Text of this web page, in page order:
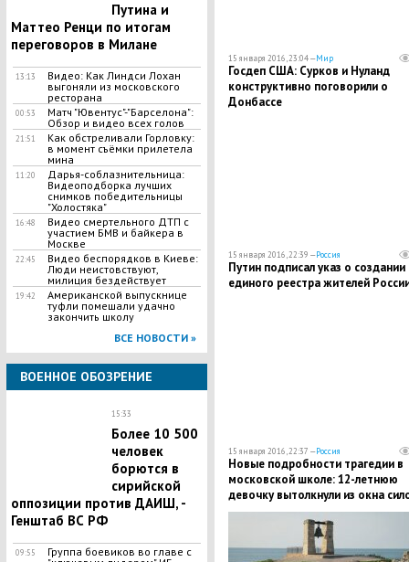
Путина и
Маттео Ренци по итогам
переговоров в Милане
13:13
Видео: Как Линдси Лохан
выгоняли из московского
ресторана
00:53
Матч "Ювентус"-"Барселона":
Обзор и видео всех голов
21:51
Как обстреливали Горловку:
в момент съёмки прилетела
мина
11:20
Дарья-соблазнительница:
Видеоподборка лучших
снимков победительницы
"Холостяка"
16:48
Видео смертельного ДТП с
участием БМВ и байкера в
Москве
22:45
Видео беспорядков в Киеве:
Люди неистовствуют,
милиция бездействует
19:42
Американской выпускнице
туфли помешали удачно
закончить школу
ВСЕ НОВОСТИ »
ВОЕННОЕ ОБОЗРЕНИЕ
15:33
Более 10 500
человек
борются в
сирийской
оппозиции против ДАИШ, -
Генштаб ВС РФ
09:55
Группа боевиков во главе с
15 января 2016, 23:04 —Мир
Госдеп США: Сурков и Нуланд
конструктивно поговорили о
Донбассе
15 января 2016, 22:39 —Россия
Путин подписал указ о создании
единого реестра жителей
15 января 2016, 22:37 —Россия
Новые подробности трагедии в
московской школе: 12-летнюю
девочку вытолкнули из окна